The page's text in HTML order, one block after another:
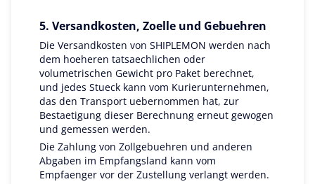
5. Versandkosten, Zoelle und Gebuehren
Die Versandkosten von SHIPLEMON werden nach
dem hoeheren tatsaechlichen oder
volumetrischen Gewicht pro Paket berechnet,
und jedes Stueck kann vom Kurierunternehmen,
das den Transport uebernommen hat, zur
Bestaetigung dieser Berechnung erneut gewogen
und gemessen werden.
Die Zahlung von Zollgebuehren und anderen
Abgaben im Empfangsland kann vom
Empfaenger vor der Zustellung verlangt werden.